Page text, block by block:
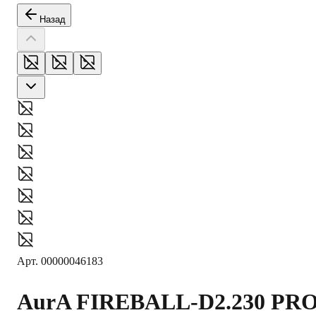
Назад
Арт. 00000046183
AurA FIREBALL-D2.230